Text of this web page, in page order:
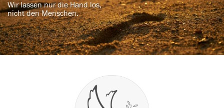
Wir lassen nur die Hand los,
nicht den Menschen.